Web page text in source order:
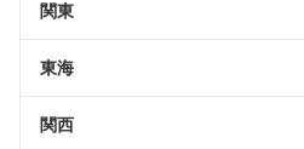
関東
東海
関西